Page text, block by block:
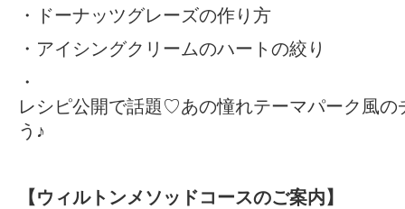
・
ドーナッツグレーズの作り方
・ アイシングクリームのハートの絞り
・
レシピ公開で話題♡あの憧れテーマパーク風の
う♪
【ウィルトンメソッドコースのご案内】